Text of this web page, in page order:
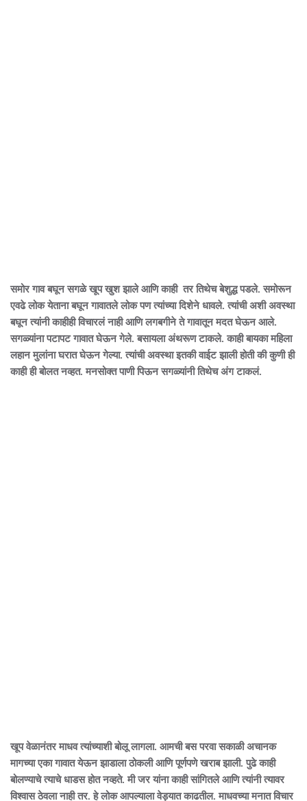
समोर गाव बघून सगळे खूप खुश झाले आणि काही तर तिथेच बेशुद्ध पडले. समोरून
एवढे लोक येताना बघून गावातले लोक पण त्यांच्या दिशेने धावले. त्यांची अशी अवस्था
बघून त्यांनी काहीही विचारलं नाही आणि लगबगीने ते गावातून मदत घेऊन आले.
सगळ्यांना पटापट गावात घेऊन गेले. बसायला अंथरूण टाकले. काही बायका महिला
लहान मुलांना घरात घेऊन गेल्या. त्यांची अवस्था इतकी वाईट झाली होती की कुणी ही
काही ही बोलत नव्हत. मनसोक्त पाणी पिऊन सगळ्यांनी तिथेच अंग टाकलं.
खूप वेळानंतर माधव त्यांच्याशी बोलू लागला. आमची बस परवा सकाळी अचानक
मागच्या एका गावात येऊन झाडाला ठोकली आणि पूर्णपणे खराब झाली. पुढे काही
बोलण्याचे त्याचे धाडस होत नव्हते. मी जर यांना काही सांगितले आणि त्यांनी त्यावर
विश्वास ठेवला नाही तर. हे लोक आपल्याला वेड्यात काढतील. माधवच्या मनात विचार